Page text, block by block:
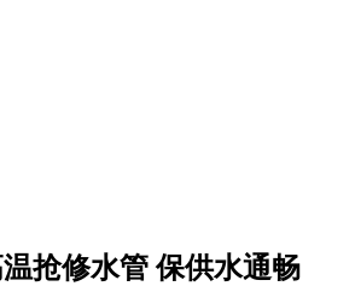
抢修水管 保供水通畅